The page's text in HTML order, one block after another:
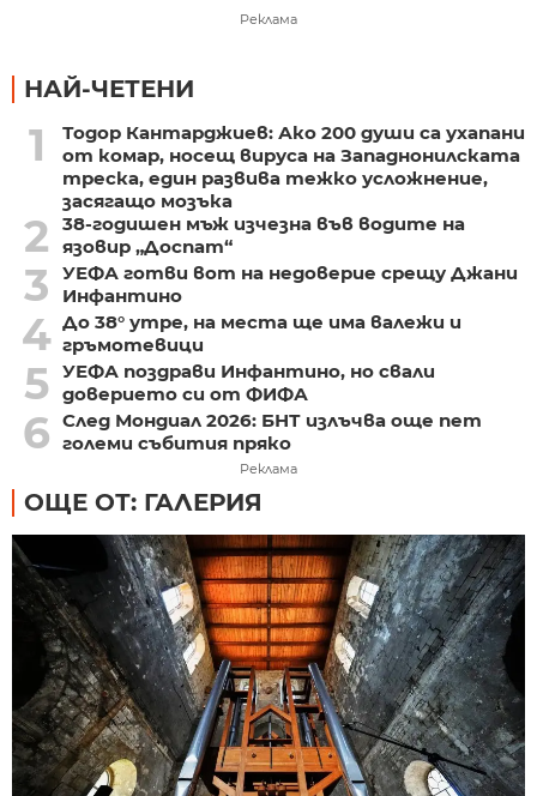
Реклама
НАЙ-ЧЕТЕНИ
1
Тодор Кантарджиев: Ако 200 души са ухапани
от комар, носещ вируса на Западнонилската
треска, един развива тежко усложнение,
засягащо мозъка
2
38-годишен мъж изчезна във водите на
язовир „Доспат“
3
УЕФА готви вот на недоверие срещу Джани
Инфантино
4 До 38° утре, на места ще има валежи и
гръмотевици
5 УЕФА поздрави Инфантино, но свали
доверието си от ФИФА
6 След Мондиал 2026: БНТ излъчва още пет
големи събития пряко
Реклама
ОЩЕ ОТ: ГАЛЕРИЯ